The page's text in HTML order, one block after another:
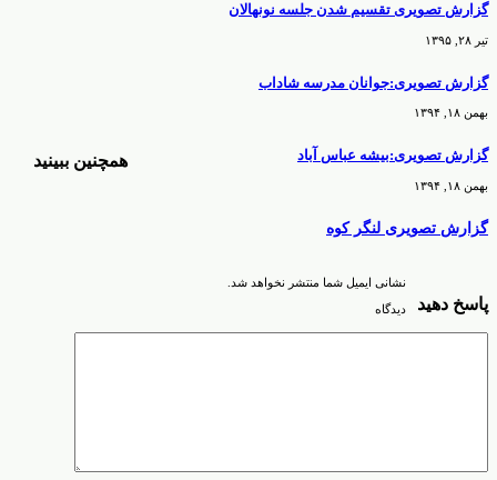
گزارش تصویری تقسیم شدن جلسه نونهالان
تیر ۲۸, ۱۳۹۵
گزارش تصویری:جوانان مدرسه شاداب
بهمن ۱۸, ۱۳۹۴
گزارش تصویری:بیشه عباس آباد
بهمن ۱۸, ۱۳۹۴
همچنین ببینید
گزارش تصویری لنگر کوه
پاسخ دهید
نشانی ایمیل شما منتشر نخواهد شد.
دیدگاه